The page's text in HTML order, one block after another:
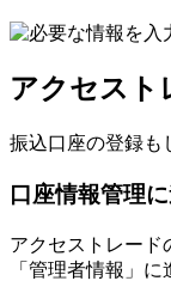
アクセスト
振込口座の登録も
口座情報管理
アクセストレード
「管理者情報」に